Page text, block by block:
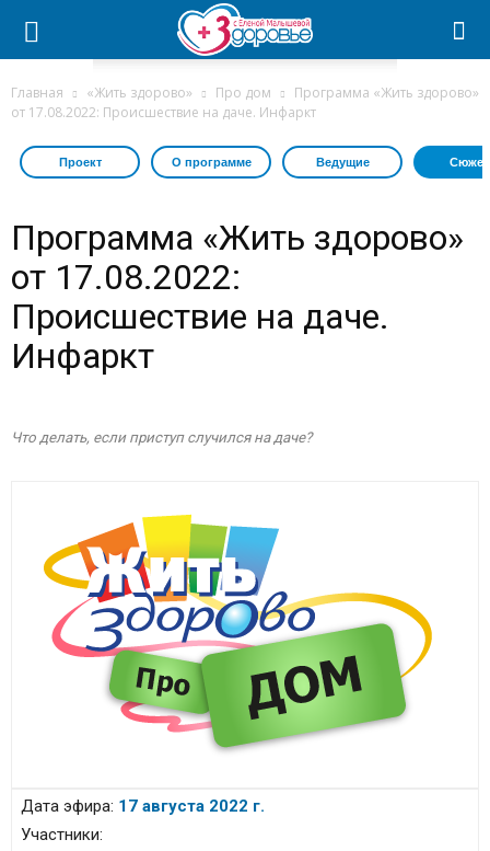
Главная «Жить здорово» Про дом
Программа «Жить здорово»
от 17.08.2022: Происшествие на даче. Инфаркт
Проект О программе Ведущие
Программа «Жить здорово»
от 17.08.2022:
Происшествие на даче.
Инфаркт
Что делать, если приступ случился на даче?
Дата эфира: 17 августа 2022 г.
Участники: